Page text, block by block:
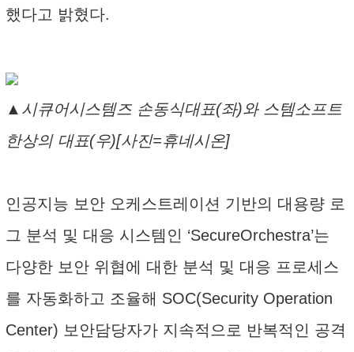
했다고 밝혔다.
▲시큐어시스템즈 손동식대표(좌)와 스템소프트
한상의 대표(우)[사진=휴네시온]
인공지능 보안 오케스트레이션 기반의 대용량 로
그 분석 및 대응 시스템인 ‘SecureOrchestra’는
다양한 보안 위협에 대한 분석 및 대응 프로세스
를 자동화하고 조율해 SOC(Security Operation
Center) 보안담당자가 지속적으로 반복적인 공격